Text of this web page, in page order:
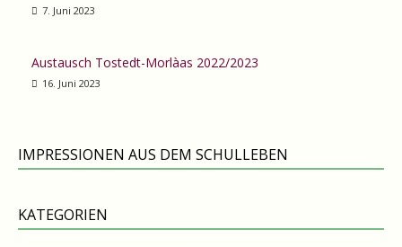
7. Juni 2023
Austausch Tostedt-Morlàas 2022/2023
16. Juni 2023
IMPRESSIONEN AUS DEM SCHULLEBEN
KATEGORIEN